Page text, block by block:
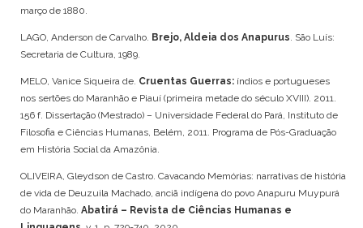
XUKURU-KARIRI
março de 1880.
LAGO, Anderson de Carvalho. Brejo, Aldeia dos Anapurus . São Luís:
Secretaria de Cultura, 1989.
MELO, Vanice Siqueira de. Cruentas Guerras: índios e portugueses
nos sertões do Maranhão e Piauí (primeira metade do século XVIII). 2011.
156 f. Dissertação (Mestrado) – Universidade Federal do Pará, Instituto de
Filosofia e Ciências Humanas, Belém, 2011. Programa de Pós-Graduação
em História Social da Amazônia.
OLIVEIRA, Gleydson de Castro. Cavacando Memórias: narrativas de história
de vida de Deuzuila Machado, anciã indígena do povo Anapuru Muypurá
do Maranhão. Abatirá – Revista de Ciências Humanas e